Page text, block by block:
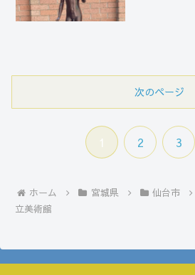
次のページ
1 2 3
ホーム 宮城県 仙台市
立美術館